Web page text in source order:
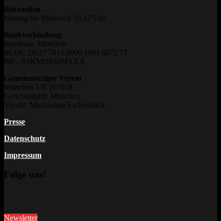
Bürozeiten
Montag bis Mittwoch 10-17 Uhr
Bankverbindung
Sparkasse München
IBAN: DE27 7015 0000 1004 6872 71
BIC: SSKMDEMMXXX
Gemeinnütziger Verein
München VR 207058
Gerichtsstand: München
Vorsitz: Maximilian Eschenbach
Presse
Datenschutz
Impressum
Folge uns!
Newsletter